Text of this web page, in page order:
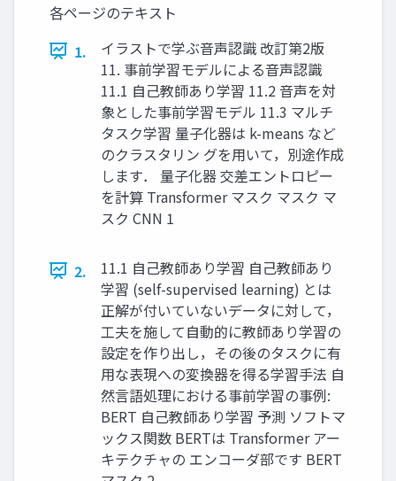
各ページのテキスト
1.
イラストで学ぶ音声認識 改訂第2版
11. 事前学習モデルによる音声認識
11.1 自己教師あり学習 11.2 音声を対
象とした事前学習モデル 11.3 マルチ
タスク学習 量子化器は k-means など
のクラスタリン グを用いて，別途作成
します． 量子化器 交差エントロピー
を計算 Transformer マスク マスク マ
スク CNN 1
2.
11.1 自己教師あり学習 自己教師あり
学習 (self-supervised learning) とは
正解が付いていないデータに対して，
工夫を施して自動的に教師あり学習の
設定を作り出し，その後のタスクに有
用な表現への変換器を得る学習手法 自
然言語処理における事前学習の事例:
BERT 自己教師あり学習 予測 ソフトマ
ックス関数 BERTは Transformer アー
キテクチャの エンコーダ部です BERT